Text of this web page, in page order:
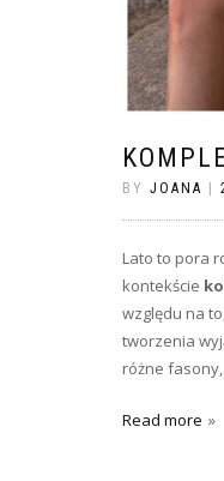
BY JOANA
Lato to pora
kontekście
względu na
tworzenia
różne
Read more